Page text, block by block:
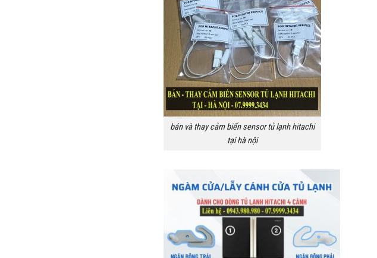
bán và thay cảm biến sensor tủ lạnh hitachi
tại hà nội